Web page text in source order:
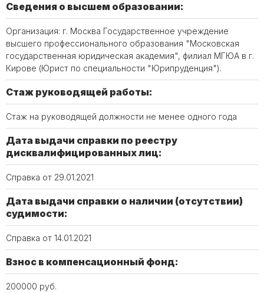
Сведения о высшем образовании:
Организация: г. Москва Государственное учреждение
высшего профессионального образования "Московская
государственная юридическая академия", филиал МГЮА в г.
Кирове (Юрист по специальности "Юрипруденция").
Стаж руководящей работы:
Стаж на руководящей должности не менее одного года
Дата выдачи справки по реестру
дисквалифицированных лиц:
Справка от 29.01.2021
Дата выдачи справки о наличии (отсутствии)
судимости:
Справка от 14.01.2021
Взнос в компенсационный фонд:
200000 руб.